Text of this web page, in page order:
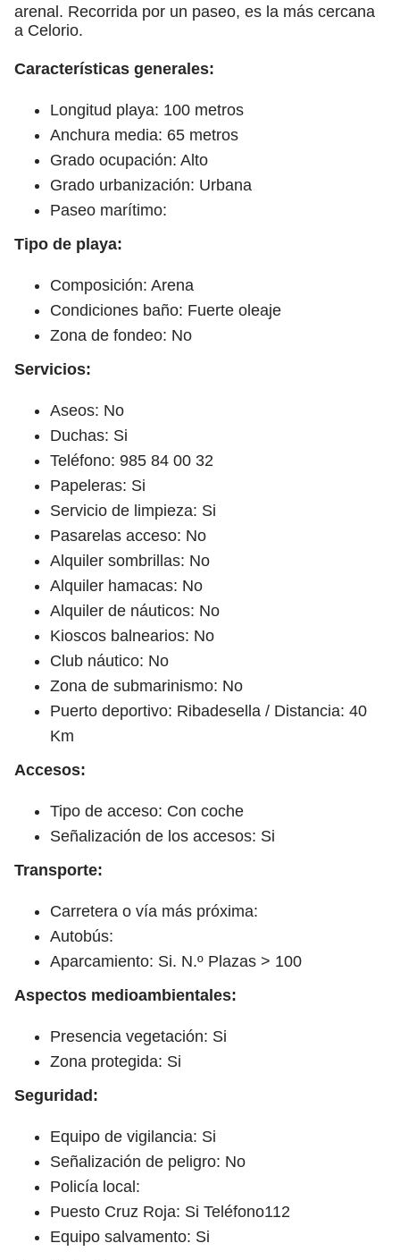
arenal. Recorrida por un paseo, es la más cercana
a Celorio.
Características generales:
Longitud playa: 100 metros
Anchura media: 65 metros
Grado ocupación: Alto
Grado urbanización: Urbana
Paseo marítimo:
Tipo de playa:
Composición: Arena
Condiciones baño: Fuerte oleaje
Zona de fondeo: No
Servicios:
Aseos: No
Duchas: Si
Teléfono: 985 84 00 32
Papeleras: Si
Servicio de limpieza: Si
Pasarelas acceso: No
Alquiler sombrillas: No
Alquiler hamacas: No
Alquiler de náuticos: No
Kioscos balnearios: No
Club náutico: No
Zona de submarinismo: No
Puerto deportivo: Ribadesella / Distancia: 40
Km
Accesos:
Tipo de acceso: Con coche
Señalización de los accesos: Si
Transporte:
Carretera o vía más próxima:
Autobús:
Aparcamiento: Si. N.º Plazas > 100
Aspectos medioambientales:
Presencia vegetación: Si
Zona protegida: Si
Seguridad:
Equipo de vigilancia: Si
Señalización de peligro: No
Policía local:
Puesto Cruz Roja: Si Teléfono112
Equipo salvamento: Si